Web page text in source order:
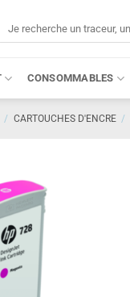
CONSOMMABLES
/ CARTOUCHES D'ENCRE /